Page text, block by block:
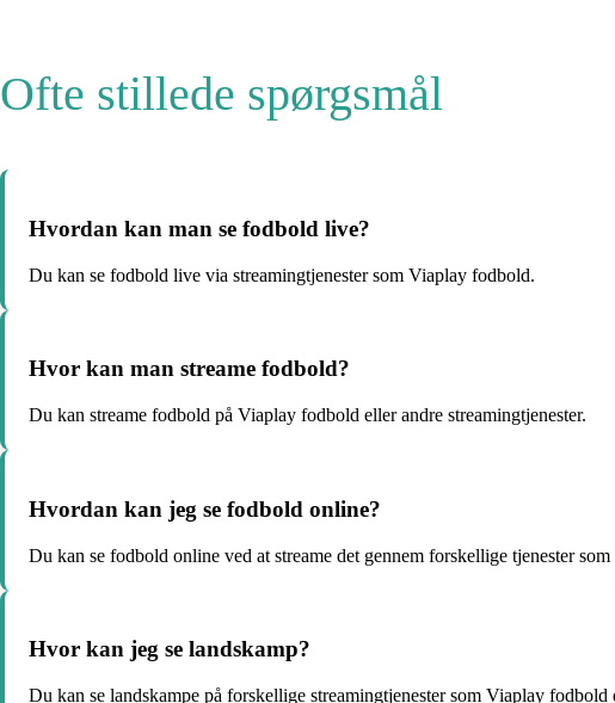
Ofte stillede spørgsmål
Hvordan kan man se fodbold live?
Du kan se fodbold live via streamingtjenester som Viaplay fodbold.
Hvor kan man streame fodbold?
Du kan streame fodbold på Viaplay fodbold eller andre streamingtjenester.
Hvordan kan jeg se fodbold online?
Du kan se fodbold online ved at streame det gennem forskellige tjenester
Hvor kan jeg se landskamp?
Du kan se landskampe på forskellige streamingtjenester som Viaplay